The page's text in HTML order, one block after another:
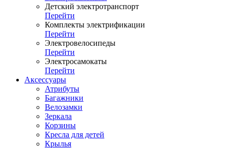
Детский электротранспорт
Перейти
Комплекты электрификации
Перейти
Электровелосипеды
Перейти
Электросамокаты
Перейти
Аксессуары
Атрибуты
Багажники
Велозамки
Зеркала
Корзины
Кресла для детей
Крылья